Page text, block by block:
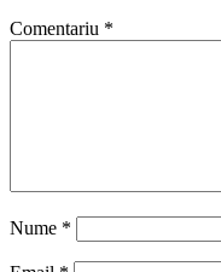
Comentariu *
Nume *